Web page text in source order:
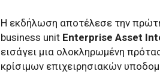
Η εκδήλωση αποτέλεσε την
business unit Enterprise Asset
εισάγει μια ολοκληρωμένη
κρίσιμων επιχειρησιακών